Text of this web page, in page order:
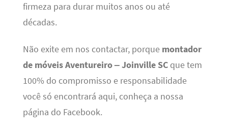
firmeza para durar muitos anos ou até
décadas.
Não exite em nos contactar, porque montador
de móveis Aventureiro – Joinville SCque tem
100% do compromisso e responsabilidade
você só encontrará aqui, conheça a nossa
página do Facebook.